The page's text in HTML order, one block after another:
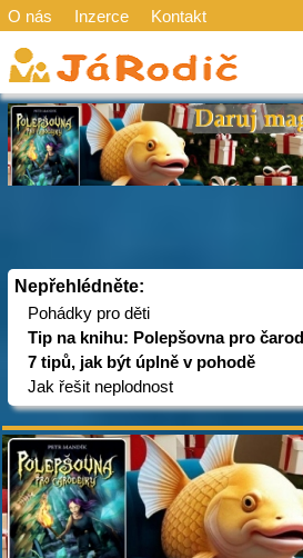
O nás Inzerce Kontakt
Nepřehlédněte:
Pohádky pro děti
Tip na knihu: Polepšovna pro
7 tipů, jak být úplně v pohodě
Jak řešit neplodnost